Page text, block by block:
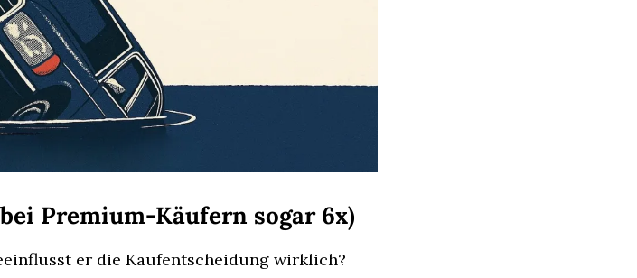
Premium-Käufern sogar 6x)
er die Kaufentscheidung wirklich?